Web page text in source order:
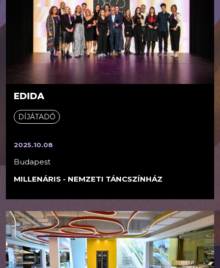
EDIDA
DÍJÁTADÓ
2025.10.08
Budapest
MILLENÁRIS - NEMZETI TÁNCSZÍNHÁZ